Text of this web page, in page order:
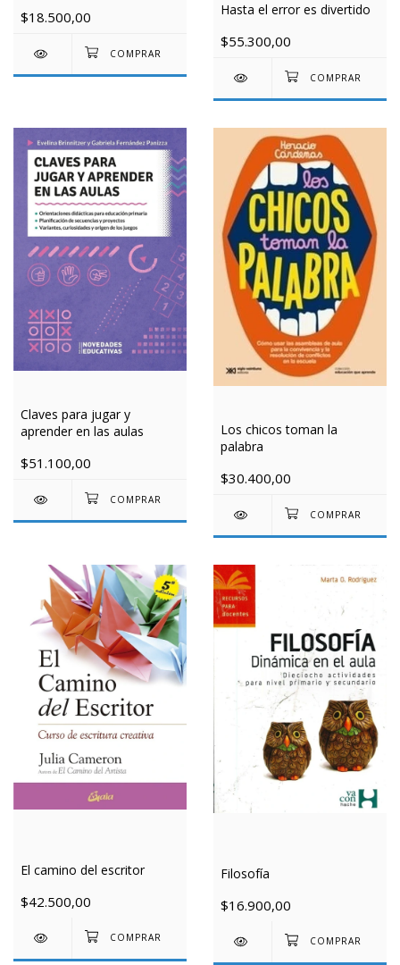
$18.500,00 Hasta el error es divertido
$55.300,00
Claves para jugar y
aprender en las aulas
$51.100,00
Los chicos toman la
palabra
$30.400,00
El camino del escritor
$42.500,00
Filosofía
$16.900,00